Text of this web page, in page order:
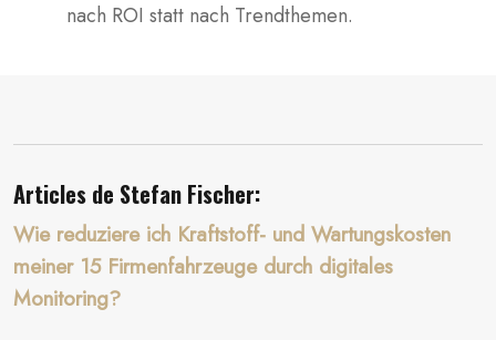
nach ROI statt nach Trendthemen.
Articles de Stefan Fischer:
Wie reduziere ich Kraftstoff- und Wartungskosten
meiner 15 Firmenfahrzeuge durch digitales
Monitoring?